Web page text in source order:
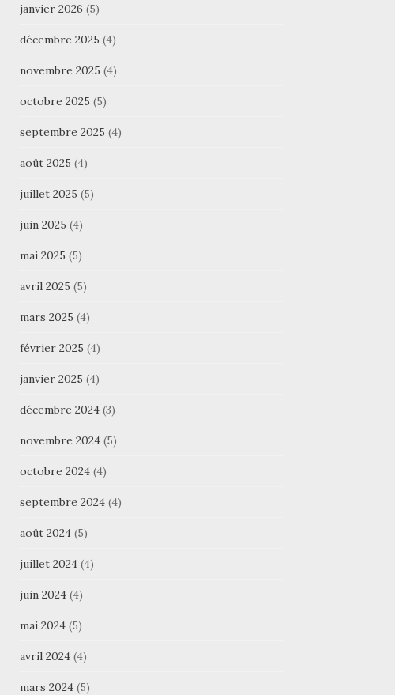
janvier 2026 (5)
décembre 2025 (4)
novembre 2025 (4)
octobre 2025 (5)
septembre 2025 (4)
août 2025 (4)
juillet 2025 (5)
juin 2025 (4)
mai 2025 (5)
avril 2025 (5)
mars 2025 (4)
février 2025 (4)
janvier 2025 (4)
décembre 2024(3)
novembre 2024(5)
octobre 2024(4)
septembre 2024(4)
août 2024(5)
juillet 2024(4)
juin 2024(4)
mai 2024(5)
avril 2024(4)
mars 2024(5)